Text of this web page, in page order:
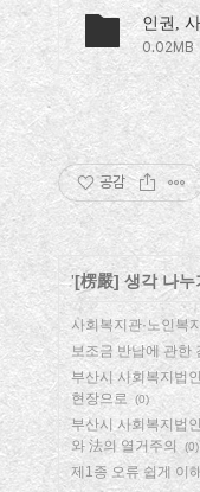
인권,
0.02MB
공감
' [楞嚴] 생각 나누
사회복지관·노인복
보조금 반납에 관한
부산시 사회복지법
현장으로 (0)
부산시 사회복지법
와 法의 열거주의
(0)
제1종 오류 쉽게 이